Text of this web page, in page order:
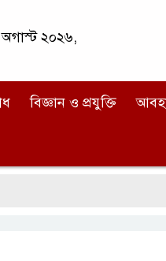
অগাস্ট ২০২৬,
বিজ্ঞান ও প্রযুক্তি